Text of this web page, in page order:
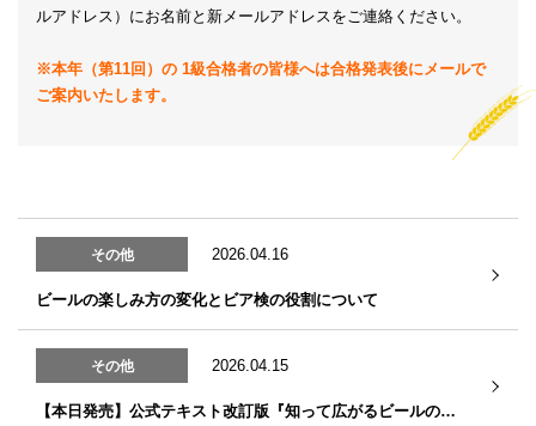
ルアドレス）にお名前と新メールアドレスをご連絡ください。
※本年（第11回）の 1級合格者の皆様へは合格発表後にメールで
ご案内いたします。
その他 2026.04.16
ビールの楽しみ方の変化とビア検の役割について
その他 2026.04.15
【本日発売】公式テキスト改訂版『知って広がるビールの世界』